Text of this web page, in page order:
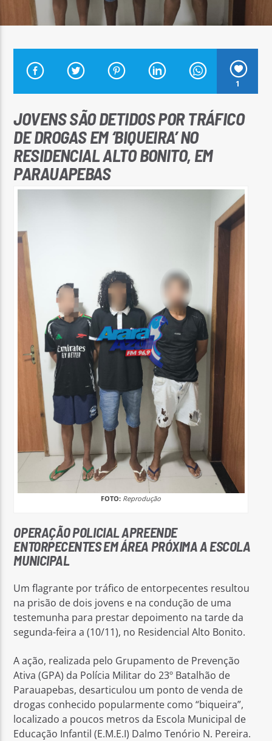
1
JOVENS SÃO DETIDOS POR TRÁFICO
DE DROGAS EM ‘BIQUEIRA’ NO
RESIDENCIAL ALTO BONITO, EM
PARAUAPEBAS
FOTO: Reprodução
OPERAÇÃO POLICIAL APREENDE
ENTORPECENTES EM ÁREA PRÓXIMA A ESCOLA
MUNICIPAL
Um flagrante por tráfico de entorpecentes resultou
na prisão de dois jovens e na condução de uma
testemunha para prestar depoimento na tarde da
segunda-feira a (10/11), no Residencial Alto Bonito.
A ação, realizada pelo Grupamento de Prevenção
Ativa (GPA) da Polícia Militar do 23º Batalhão de
Parauapebas, desarticulou um ponto de venda de
drogas conhecido popularmente como “biqueira”,
localizado a poucos metros da Escola Municipal de
Educação Infantil (E.M.E.I) Dalmo Tenório N. Pereira.